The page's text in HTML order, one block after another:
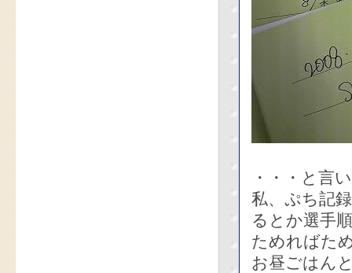
・・・と言
私、ぷち記
るとか選手
ためればた
お昼ごはん